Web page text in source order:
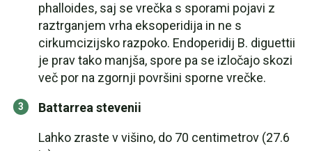
phalloides, saj se vrečka s sporami pojavi z
raztrganjem vrha eksoperidija in ne s
cirkumcizijsko razpoko. Endoperidij B. diguettii
je prav tako manjša, spore pa se izločajo skozi
več por na zgornji površini sporne vrečke.
Battarrea stevenii
Lahko zraste v višino, do 70 centimetrov (27.6